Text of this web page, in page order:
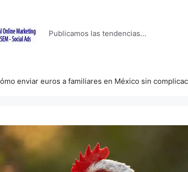
Publicamos las tendencias…
enviar euros a familiares en México sin